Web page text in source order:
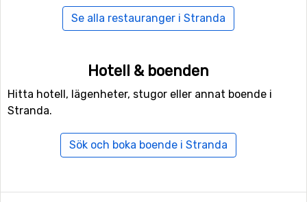
Närmaste skidorter till Stranda
kilometers avstånd),Björli(71 kilometers avstånd) och
Sogndal Skisenter Hodlekve
(112 kilometers avstånd).
Se alla restauranger i Stranda
Hotell & boenden
Hitta hotell, lägenheter, stugor eller annat boende i
Stranda.
Sök och boka boende i Stranda